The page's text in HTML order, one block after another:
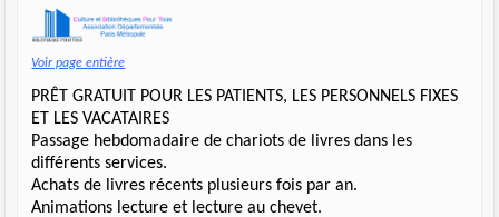
Voir page entière
PRÊT GRATUIT POUR LES PATIENTS, LES PERSONNELS FIXES
ET LES VACATAIRES
Passage hebdomadaire de chariots de livres dans les
différents services.
Achats de livres récents plusieurs fois par an.
Animations lecture et lecture au chevet.